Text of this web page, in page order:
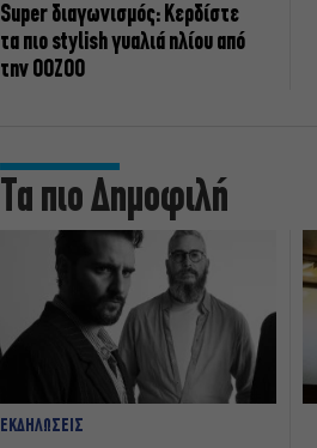
Super διαγωνισμός: Κερδίστε
τα πιο stylish γυαλιά ηλίου από
την OOZOO
Τα πιο Δημοφιλή
ΕΚΔΗΛΩΣΕΙΣ